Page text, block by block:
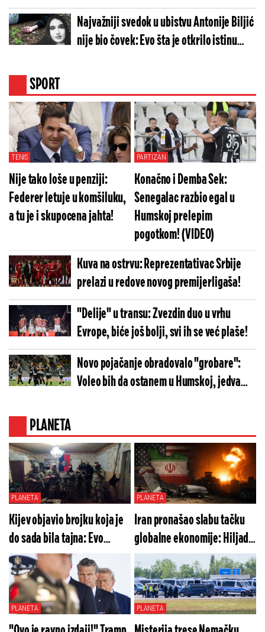
Najvažniji svedok u ubistvu Antonije Biljić
nije bio čovek: Evo šta je otkrilo istinu
SPORT
TENIS
Nije tako loše u penziji:
Federer letuje u komšiluku,
a tu je i skupocena jahta!
PARTIZAN
Konačno i Demba Sek:
Senegalac razbio egal u
Humskoj prelepim
pogotkom! (VIDEO)
Kuva na ostrvu: Reprezentativac Srbije
prelazi u redove novog premijerligaša!
"Delije" u transu: Zvezdin duo u vrhu
Evrope, biće još bolji, svi ih se već plaše!
Novo pojačanje obradovalo "grobare":
Voleo bih da ostanem u Humskoj, jedva
PLANETA
PLANETA
Kijev objavio brojku koja je
do sada bila tajna: Evo
koliko stranih plaćenika
trenutno ratuje protiv
Putina!
PLANETA
Iran pronašao slabu tačku
globalne ekonomije: Hiljade
milijardi biće spržene,
Teheran sada sve drži u šaci
PLANETA PLANETA